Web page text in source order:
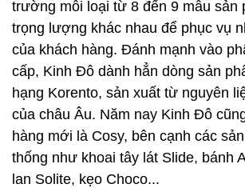
trường mỗi loại từ 8 đến 9 mẫu sản
trọng lượng khác nhau để phục vụ
của khách hàng. Đánh mạnh vào
cấp, Kinh Đô dành hẳn dòng sản
hạng Korento, sản xuất từ nguyên
của châu Âu. Năm nay Kinh Đô
hàng mới là Cosy, bên cạnh các
thống như khoai tây lát Slide, bánh
lan Solite, kẹo Choco...